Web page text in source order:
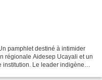
pamphlet destiné à intimider
régionale Aidesep Ucayali et un
institution. Le leader indigène